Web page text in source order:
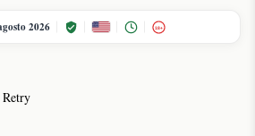
2026 18+
Retry